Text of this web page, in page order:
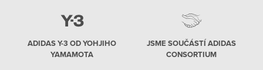
ADIDAS Y-3 OD YOHJIHO
YAMAMOTA
JSME SOUČÁSTÍ ADIDAS
CONSORTIUM